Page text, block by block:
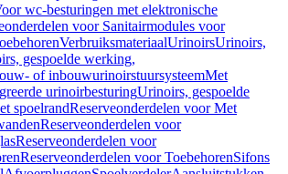
wc-besturingen met elektronische
voor Sanitairmodules voor
VerbruiksmateriaalUrinoirsUrinoirs,
gespoelde werking,
of inbouwurinoirstuursysteemMet
urinoirbesturingUrinoirs, gespoelde
spoelrandReserveonderdelen voor Met
Reserveonderdelen voor
Reserveonderdelen voor
Reserveonderdelen voor ToebehorenSifons